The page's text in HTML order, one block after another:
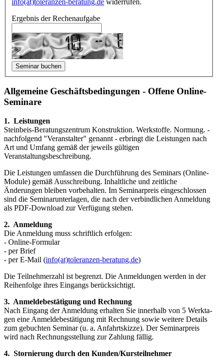
Ergebnis der Rechenaufgabe
Allgemeine Geschäftsbedingungen - Offene Online-
Seminare
1. Leistungen
Steinbeis-Beratungszentrum Konstruktion. Werkstoffe. Normung. -
nachfol­gend "Veranstalter" genannt - erbringt die Leistungen nach
Art und Umfang gemäß der jeweils gültigen
Veranstaltungsbeschreibung.
Die Leistungen umfassen die Durchführung des Seminars (Online-
Module) gemäß Aus­schrei­bung. Inhaltliche und zeitliche
Änderungen bleiben vorbe­halten. Im Seminar­preis eingeschlossen
sind die Seminarunterlagen, die nach der verbindlichen Anmeldung
als PDF-Download zur Verfügung stehen.
2. Anmeldung
Die Anmeldung muss schriftlich erfolgen:
- Online-Formular
- per Brief
- per E-Mail (info(at)toleranzen-beratung.de)
Die Teilnehmerzahl ist begrenzt. Die Anmeldungen werden in der
Rei­henfolge ihres Eingangs berücksichtigt.
3. Anmeldebestätigung und Rechnung
Nach Eingang der Anmeldung erhalten Sie innerhalb von 5 Werkta­
gen eine Anmeldebestätigung mit Rechnung sowie weitere Details
zum gebuchten Seminar (u. a. Anfahrtskizze). Der Seminarpreis
wird nach Rechnungsstellung zur Zahlung fällig.
4. Stornierung durch den Kunden/Kursteilnehmer